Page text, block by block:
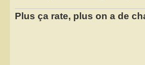
Plus ça rate, plus on a de